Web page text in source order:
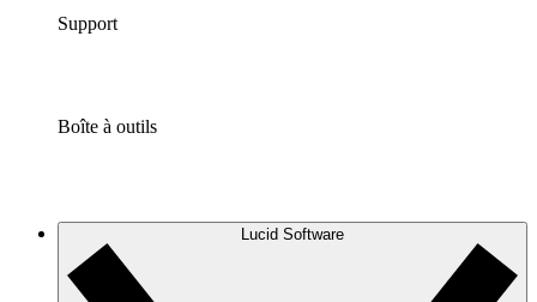
Support
Boîte à outils
Lucid Software